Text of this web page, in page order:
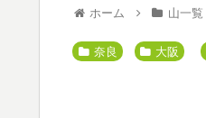
ホーム 山一覧
奈良 大阪